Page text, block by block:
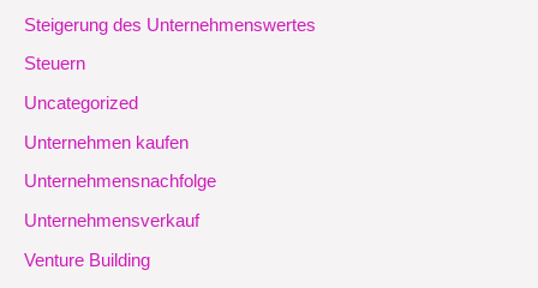
Steigerung des Unternehmenswertes
Steuern
Uncategorized
Unternehmen kaufen
Unternehmensnachfolge
Unternehmensverkauf
Venture Building